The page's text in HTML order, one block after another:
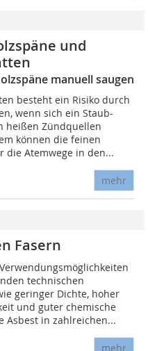
und
manuell saugen
besteht ein Risiko durch
wenn sich ein Staub-
heißen Zündquellen
können die feinen
die Atemwege in den...
mehr
Fasern
technischen
geringer Dichte, hoher
und guter chemische
Asbest in zahlreichen...
mehr